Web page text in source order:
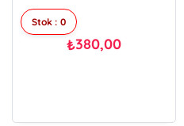
Stok : 0
₺380,00